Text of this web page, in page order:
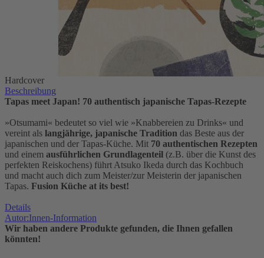
Zum Warenkorb hinzufügen
oder im Handel kaufen
Zur Wunschliste hinzufügen
Sofort lieferbar
Kochbuch mit 70 authentischen japanischen Tapas-Rezepten.
176 Seiten, ca. 106 Abbildungen, Format 20,3 x 26,0 cm,
Hardcover
Beschreibung
Tapas meet Japan! 70 authentisch japanische Tapas-Rezepte
»Otsumami« bedeutet so viel wie »Knabbereien zu Drinks« und
vereint als langjährige, japanische Tradition das Beste aus der
japanischen und der Tapas-Küche. Mit 70 authentischen Rezepten
und einem ausführlichen Grundlagenteil (z.B. über die Kunst des
perfekten Reiskochens) führt Atsuko Ikeda durch das Kochbuch
und macht auch dich zum Meister/zur Meisterin der japanischen
Tapas. Fusion Küche at its best!
Details
Autor:Innen-Information
Wir haben andere Produkte gefunden, die Ihnen gefallen
könnten!